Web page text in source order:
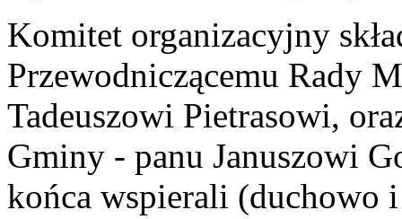
Komitet organizacyjny
Przewodniczącemu Rady
Tadeuszowi Pietrasowi,
Gminy - panu Januszowi
końca wspierali (duchowo